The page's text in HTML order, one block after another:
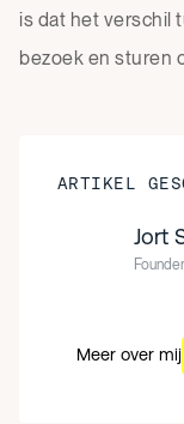
is dat het verschil
bezoek en sturen
ARTIKEL
Jort
Meer over mij